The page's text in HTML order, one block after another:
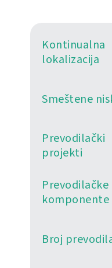
Kontinualna
lokalizacija
Smeštene
Prevodilački
projekti
Prevodilačke
komponente
Broj